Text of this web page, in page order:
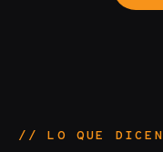
// LO QUE DICEN